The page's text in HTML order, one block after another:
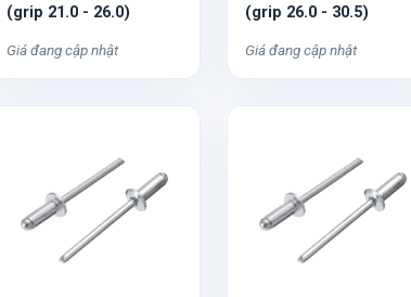
(grip 21.0 - 26.0)
Giá đang cập nhật
(grip 26.0 - 30.5)
Giá đang cập nhật